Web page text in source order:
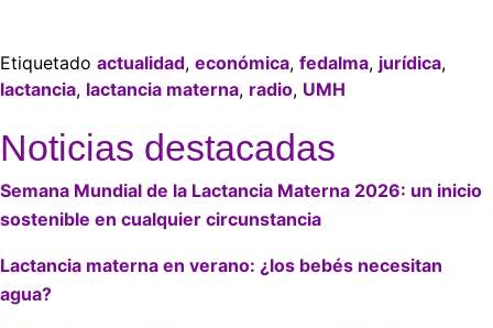
Etiquetado actualidad, económica, fedalma, jurídica,
lactancia, lactancia materna, radio, UMH
Noticias destacadas
Semana Mundial de la Lactancia Materna 2026: un inicio
sostenible en cualquier circunstancia
Lactancia materna en verano: ¿los bebés necesitan
agua?